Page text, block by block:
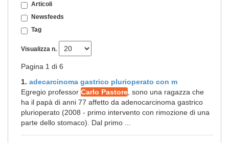
Articoli
Newsfeeds
Tag
Visualizza n.
Pagina 1 di 6
1. adecarcinoma gastrico plurioperato con m
Egregio professor Carlo Pastore , sono una ragazza che
ha il papà di anni 77 affetto da adenocarcinoma gastrico
plurioperato (2008 - primo intervento con rimozione di una
parte dello stomaco). Dal primo ...